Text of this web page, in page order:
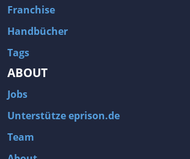
Franchise
Handbücher
Tags
ABOUT
Jobs
Unterstütze eprison.de
Team